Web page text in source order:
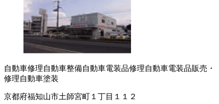
自動車修理自動車整備自動車電装品修理自動車電装品販売・
修理自動車塗装
京都府福知山市土師宮町１丁目１１２